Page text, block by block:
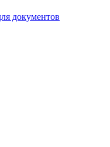
документов